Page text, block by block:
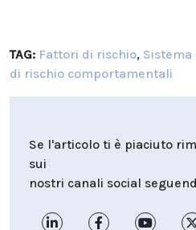
TAG: Fattori di rischio,
di rischio comportamentali
Se l'articolo ti è piaciuto
sui
nostri canali social